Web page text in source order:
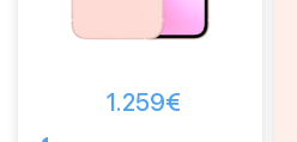
1.259€